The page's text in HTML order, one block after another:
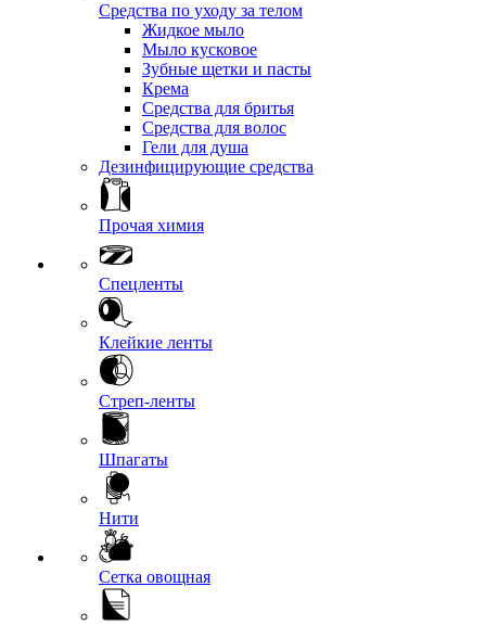
Средства по уходу за телом
Жидкое мыло
Мыло кусковое
Зубные щетки и пасты
Крема
Средства для бритья
Средства для волос
Гели для душа
Дезинфицирующие средства
Прочая химия
Спецленты
Клейкие ленты
Стреп-ленты
Шпагаты
Нити
Сетка овощная